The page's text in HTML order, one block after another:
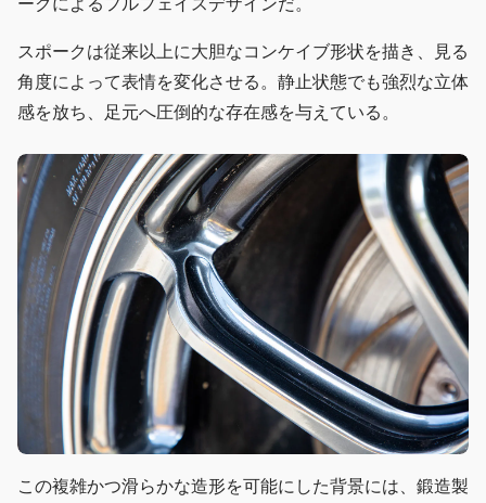
スポークは従来以上に大胆なコンケイブ形状を描き、見る
角度によって表情を変化させる。静止状態でも強烈な立体
感を放ち、足元へ圧倒的な存在感を与えている。
この複雑かつ滑らかな造形を可能にした背景には、鍛造製